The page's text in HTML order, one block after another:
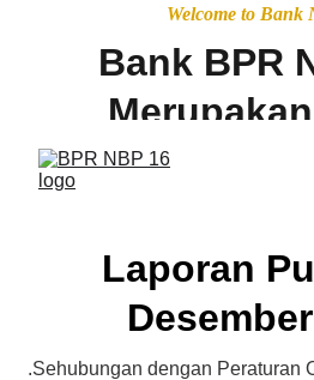
Welcome to Bank
Bank BPR
Peserta
jaminan
Sebesar 2
Laporan
.Sehubungan dengan Peraturan